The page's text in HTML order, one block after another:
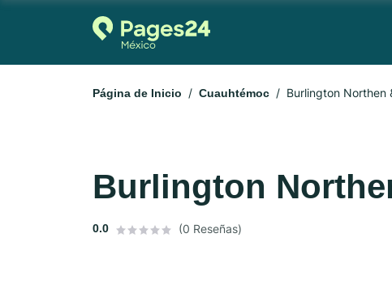
Página de Inicio Cuauhtémoc Burlington Northen
Burlington
0.0 (0 Reseñas)